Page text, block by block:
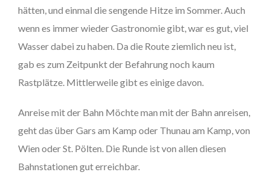
hätten, und einmal die sengende Hitze im Sommer. Auch
wenn es immer wieder Gastronomie gibt, war es gut, viel
Wasser dabei zu haben. Da die Route ziemlich neu ist,
gab es zum Zeitpunkt der Befahrung noch kaum
Rastplätze. Mittlerweile gibt es einige davon.
Anreise mit der Bahn Möchte man mit der Bahn anreisen,
geht das über Gars am Kamp oder Thunau am Kamp, von
Wien oder St. Pölten. Die Runde ist von allen diesen
Bahnstationen gut erreichbar.